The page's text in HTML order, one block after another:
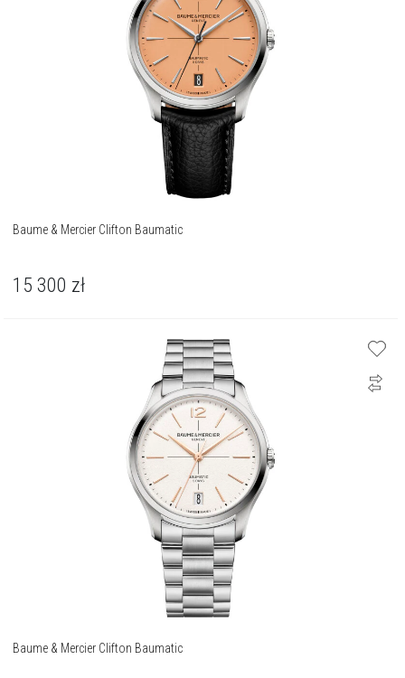
Baume & Mercier Clifton Baumatic
15 300 zł
Baume & Mercier Clifton Baumatic